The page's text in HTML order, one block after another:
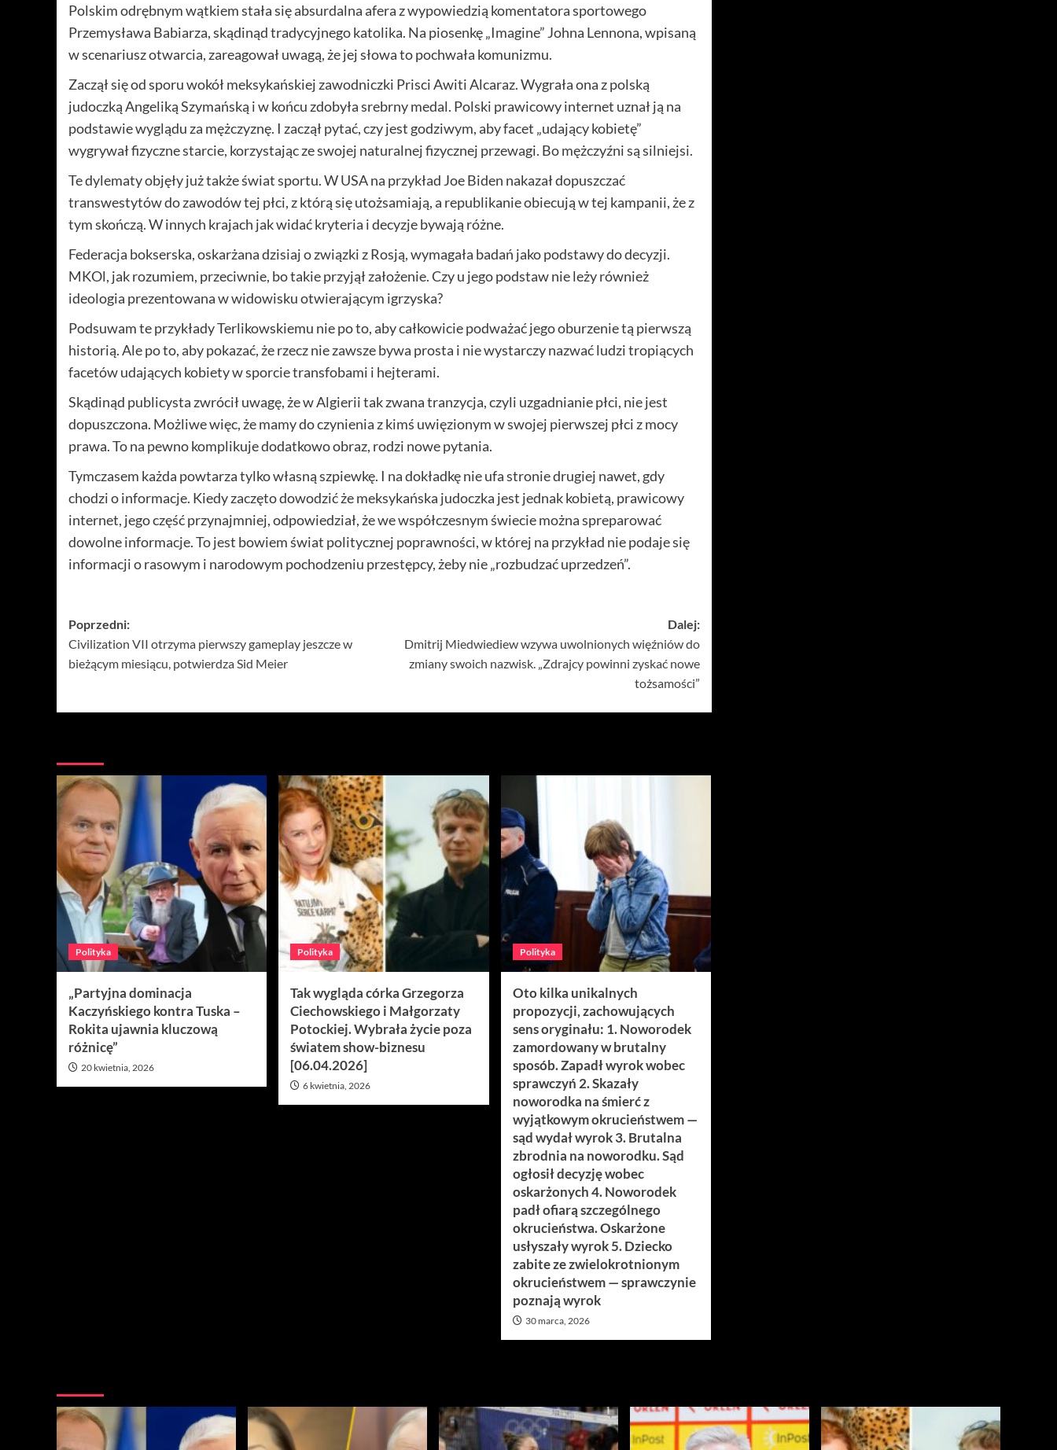
Polskim odrębnym wątkiem stała się absurdalna afera z wypowiedzią komentatora sportowego
Przemysława Babiarza, skądinąd tradycyjnego katolika. Na piosenkę „Imagine” Johna Lennona, wpisaną
w scenariusz otwarcia, zareagował uwagą, że jej słowa to pochwała komunizmu.
Zaczął się od sporu wokół meksykańskiej zawodniczki Prisci Awiti Alcaraz. Wygrała ona z polską
judoczką Angeliką Szymańską i w końcu zdobyła srebrny medal. Polski prawicowy internet uznał ją na
podstawie wyglądu za mężczyznę. I zaczął pytać, czy jest godziwym, aby facet „udający kobietę”
wygrywał fizyczne starcie, korzystając ze swojej naturalnej fizycznej przewagi. Bo mężczyźni są silniejsi.
Te dylematy objęły już także świat sportu. W USA na przykład Joe Biden nakazał dopuszczać
transwestytów do zawodów tej płci, z którą się utożsamiają, a republikanie obiecują w tej kampanii, że z
tym skończą. W innych krajach jak widać kryteria i decyzje bywają różne.
Federacja bokserska, oskarżana dzisiaj o związki z Rosją, wymagała badań jako podstawy do decyzji.
MKOl, jak rozumiem, przeciwnie, bo takie przyjął założenie. Czy u jego podstaw nie leży również
ideologia prezentowana w widowisku otwierającym igrzyska?
Podsuwam te przykłady Terlikowskiemu nie po to, aby całkowicie podważać jego oburzenie tą pierwszą
historią. Ale po to, aby pokazać, że rzecz nie zawsze bywa prosta i nie wystarczy nazwać ludzi tropiących
facetów udających kobiety w sporcie transfobami i hejterami.
Skądinąd publicysta zwrócił uwagę, że w Algierii tak zwana tranzycja, czyli uzgadnianie płci, nie jest
dopuszczona. Możliwe więc, że mamy do czynienia z kimś uwięzionym w swojej pierwszej płci z mocy
prawa. To na pewno komplikuje dodatkowo obraz, rodzi nowe pytania.
Tymczasem każda powtarza tylko własną szpiewkę. I na dokładkę nie ufa stronie drugiej nawet, gdy
chodzi o informacje. Kiedy zaczęto dowodzić że meksykańska judoczka jest jednak kobietą, prawicowy
internet, jego część przynajmniej, odpowiedział, że we współczesnym świecie można spreparować
dowolne informacje. To jest bowiem świat politycznej poprawności, w której na przykład nie podaje się
informacji o rasowym i narodowym pochodzeniu przestępcy, żeby nie „rozbudzać uprzedzeń”.
Zobacz
wpisy
Poprzedni:
Civilization VII otrzyma pierwszy gameplay jeszcze w
bieżącym miesiącu, potwierdza Sid Meier
Dalej:
Dmitrij Miedwiediew wzywa uwolnionych więźniów do
zmiany swoich nazwisk. „Zdrajcy powinni zyskać nowe
tożsamości”
Polityka
„Partyjna dominacja
Kaczyńskiego kontra Tuska –
Rokita ujawnia kluczową
różnicę”
20 kwietnia, 2026
Polityka
Tak wygląda córka Grzegorza
Ciechowskiego i Małgorzaty
Potockiej. Wybrała życie poza
światem show-biznesu
[06.04.2026]
6 kwietnia, 2026
Polityka
Oto kilka unikalnych
propozycji, zachowujących
sens oryginału: 1. Noworodek
zamordowany w brutalny
sposób. Zapadł wyrok wobec
sprawczyń 2. Skazały
noworodka na śmierć z
wyjątkowym okrucieństwem —
sąd wydał wyrok 3. Brutalna
zbrodnia na noworodku. Sąd
ogłosił decyzję wobec
oskarżonych 4. Noworodek
padł ofiarą szczególnego
okrucieństwa. Oskarżone
usłyszały wyrok 5. Dziecko
zabite ze zwielokrotnionym
okrucieństwem — sprawczynie
poznają wyrok
30 marca, 2026